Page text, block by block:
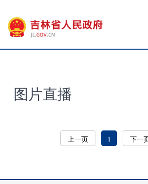
图片直播
上一页 1 下一